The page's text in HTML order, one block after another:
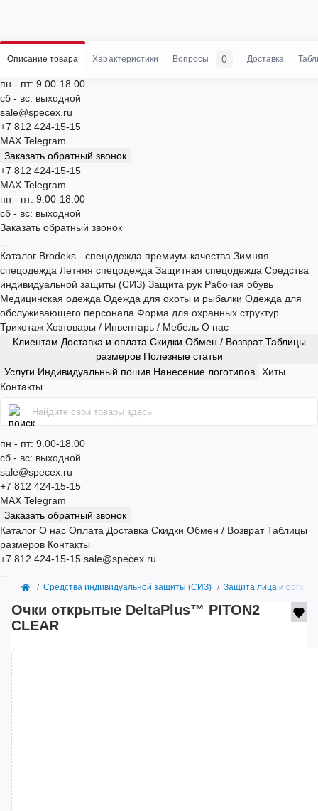
пн - пт: 9.00-18.00
сб - вс: выходной
sale@specex.ru
+7 812 424-15-15
MAX Telegram
Заказать обратный звонок
+7 812 424-15-15
MAX Telegram
пн - пт: 9.00-18.00
сб - вс: выходной
Заказать обратный звонок
Каталог Brodeks - спецодежда премиум-качества Зимняя
спецодежда Летняя спецодежда Защитная спецодежда Средства
индивидуальной защиты (СИЗ) Защита рук Рабочая обувь
Медицинская одежда Одежда для охоты и рыбалки Одежда для
обслуживающего персонала Форма для охранных структур
Трикотаж Хозтовары / Инвентарь / Мебель О нас
Клиентам Доставка и оплата Скидки Обмен / ВозвратТаблицы
размеров Полезные статьи
Услуги Индивидуальный пошив Нанесение логотипов
Хиты
Контакты
пн - пт: 9.00-18.00
сб - вс: выходной
sale@specex.ru
+7 812 424-15-15
MAX Telegram
Заказать обратный звонок
Каталог О нас Оплата Доставка Скидки Обмен / Возврат Таблицы
размеров Контакты
+7 812 424-15-15 sale@specex.ru
Средства индивидуальной защиты (СИЗ) Защита лица и
Очки открытые DeltaPlus™ PITON2
CLEAR
Описание товара Характеристики Вопросы 0 Доставка